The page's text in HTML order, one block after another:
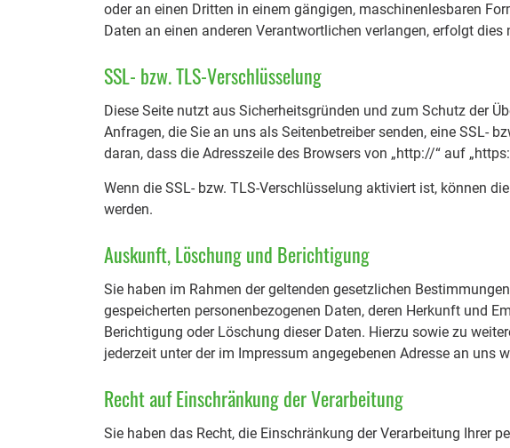
oder an einen Dritten in einem gängigen, maschinenlesbaren
Daten an einen anderen Verantwortlichen verlangen, erfolgt
SSL- bzw. TLS-Verschlüsselung
Diese Seite nutzt aus Sicherheitsgründen und zum Schutz der
Anfragen, die Sie an uns als Seitenbetreiber senden, eine SSL-
daran, dass die Adresszeile des Browsers von „http://“ auf
Wenn die SSL- bzw. TLS-Verschlüsselung aktiviert ist, können
werden.
Auskunft, Löschung und Berichtigung
Sie haben im Rahmen der geltenden gesetzlichen
gespeicherten personenbezogenen Daten, deren Herkunft und
Berichtigung oder Löschung dieser Daten. Hierzu sowie zu
jederzeit unter der im Impressum angegebenen Adresse an uns
Recht auf Einschränkung der Verarbeitung
Sie haben das Recht, die Einschränkung der Verarbeitung Ihrer